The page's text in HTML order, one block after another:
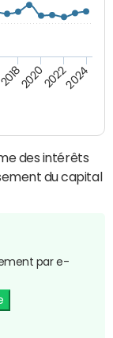
2018202020222024
des intérêts
du capital
par e-